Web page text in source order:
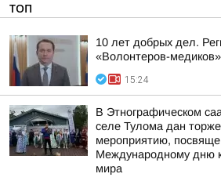
ТОП
10 лет добрых дел.
«Волонтеров-
15:24
В Этнографическом
селе Тулома дан
мероприятию,
Международному дню
мира